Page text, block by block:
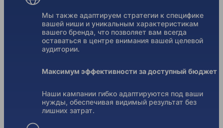
Мы также адаптируем стратегии к специфике
вашей ниши и уникальным характеристикам
вашего бренда, что позволяет вам всегда
оставаться в центре внимания вашей целевой
аудитории.
Максимум эффективности за доступный бюджет
Наши кампании гибко адаптируются под ваши
нужды, обеспечивая видимый результат без
лишних затрат.